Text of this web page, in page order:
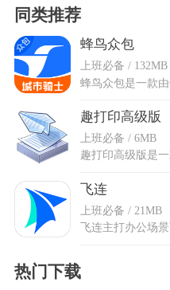
同类推荐
蜂鸟众包
上班必备 / 132MB
趣打印高级版
上班必备 / 6MB
飞连
上班必备 / 21MB
热门下载